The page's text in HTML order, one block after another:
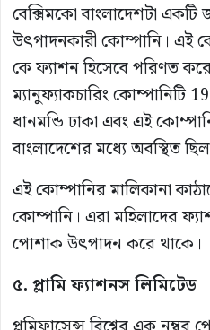
বেক্সিমকো বাংলাদেশটা
উৎপাদনকারী কোম্পানি। এই
কে ফ্যাশন হিসেবে পরিণত
ম্যানুফ্যাকচারিং কোম্পানিটি
ধানমন্ডি ঢাকা এবং এই
বাংলাদেশের মধ্যে অবস্থিত
এই কোম্পানির মালিকানা
কোম্পানি। এরা মহিলাদের
পোশাক উৎপাদন করে থাকে।
৫. প্লামি ফ্যাশনস লিমিটেড